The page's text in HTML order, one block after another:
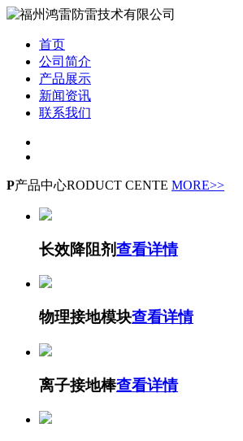
首页
公司简介
产品展示
新闻资讯
联系我们
P产品中心RODUCT CENTE MORE>>
长效降阻剂查看详情
物理接地模块查看详情
离子接地棒查看详情